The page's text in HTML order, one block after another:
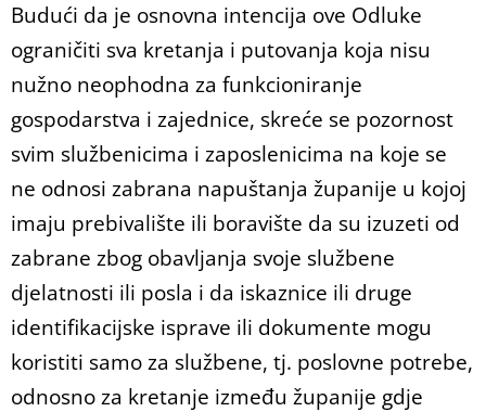
Budući da je osnovna intencija ove Odluke
ograničiti sva kretanja i putovanja koja nisu
nužno neophodna za funkcioniranje
gospodarstva i zajednice, skreće se pozornost
svim službenicima i zaposlenicima na koje se
ne odnosi zabrana napuštanja županije u kojoj
imaju prebivalište ili boravište da su izuzeti od
zabrane zbog obavljanja svoje službene
djelatnosti ili posla i da iskaznice ili druge
identifikacijske isprave ili dokumente mogu
koristiti samo za službene, tj. poslovne potrebe,
odnosno za kretanje između županije gdje